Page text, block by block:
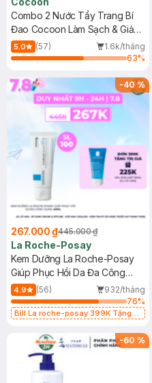
Combo 2 Nước Tẩy Trang Bí
Đao Cocoon Làm Sạch & Giảm
Dầu 500ml
5.0 (57)
1.6k/tháng
63%
-40%
267.000 ₫445.000 ₫
La Roche-Posay
Kem Dưỡng La Roche-Posay
Giúp Phục Hồi Da Đa Công
Dụng 40ml
4.9 (56)
932/tháng
76%
Bill La roche-posay 399K Tặng
(SL có hạn)
-60 %